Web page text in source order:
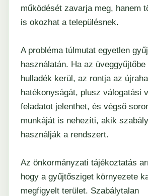
működését zavarja meg, hanem
is okozhat a településnek.
A probléma túlmutat egyetlen
használatán. Ha az
hulladék kerül, az rontja az
hatékonyságát, plusz válogatási
feladatot jelenthet, és végső
munkáját is nehezíti, akik
használják a rendszert.
Az önkormányzati tájékoztatás
hogy a gyűjtősziget környezete
megfigyelt terület. Szabálytalan